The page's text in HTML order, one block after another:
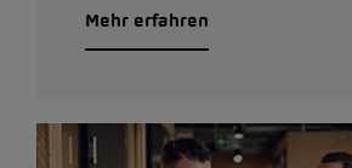
Mehr erfahren